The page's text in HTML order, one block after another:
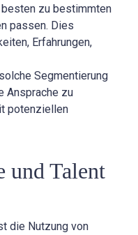
zu bestimmten
passen. Dies
Erfahrungen,
Segmentierung
Ansprache zu
potenziellen
und Talent
die Nutzung von